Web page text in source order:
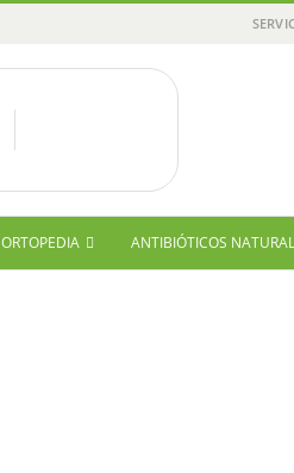
ORTOPEDIA ANTIBIÓTICOS